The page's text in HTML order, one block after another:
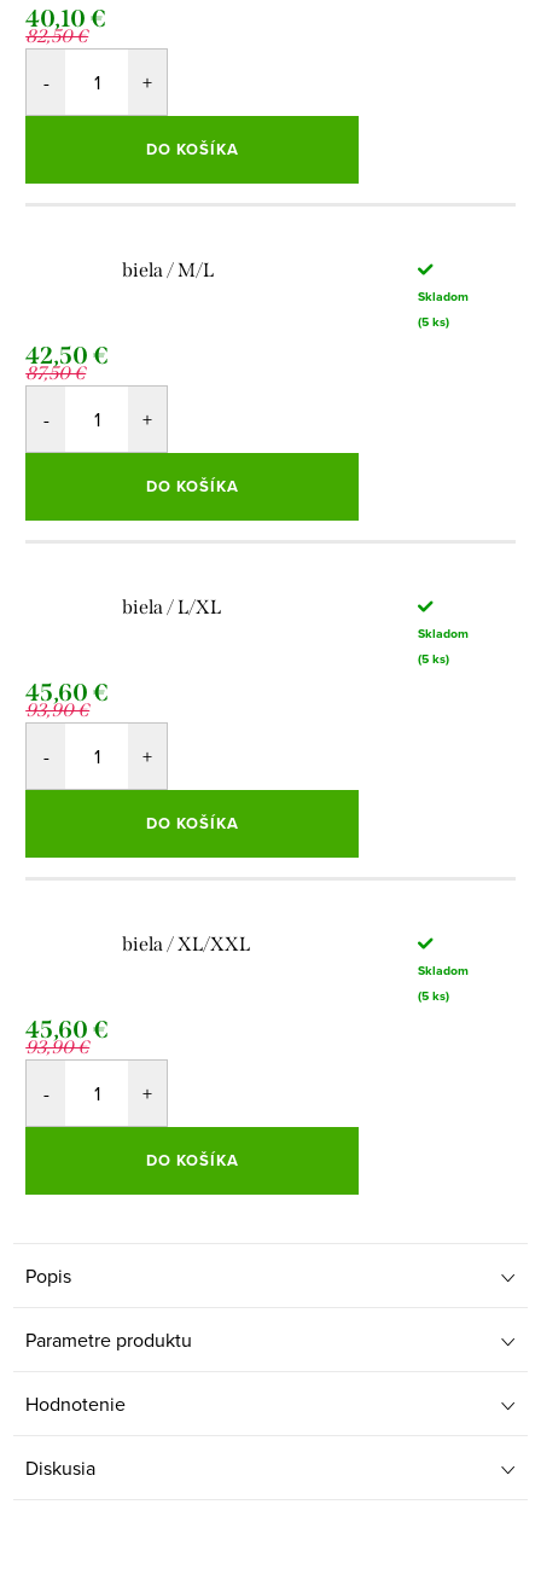
82,50 €
40,10 €
DO KOŠÍKA
biela / M/L
Skladom
(5 ks)
87,50 €
42,50 €
DO KOŠÍKA
biela / L/XL
Skladom
(5 ks)
93,90 €
45,60 €
DO KOŠÍKA
biela / XL/XXL
Skladom
(5 ks)
93,90 €
45,60 €
DO KOŠÍKA
Popis
Parametre produktu
Hodnotenie
Diskusia